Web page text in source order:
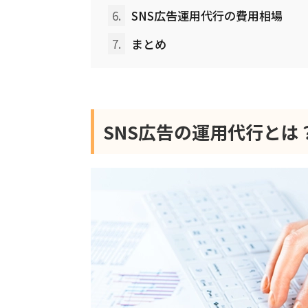
6.
SNS広告運用代行の費用相場
7.
まとめ
SNS広告の運用代行とは